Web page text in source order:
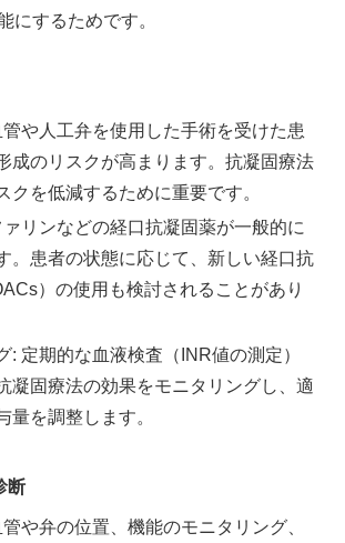
にするためです。
管や人工弁を使用した手術を受けた患
成のリスクが高まります。抗凝固療法
クを低減するために重要です。
リンなどの経口抗凝固薬が一般的に
。患者の状態に応じて、新しい経口抗
）の使用も検討されることがあり
: 定期的な血液検査（INR値の測定）
凝固療法の効果をモニタリングし、適
量を調整します。
断
や弁の位置、機能のモニタリング、